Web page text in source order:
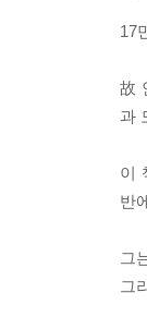
17
故
과
이
반
그
그